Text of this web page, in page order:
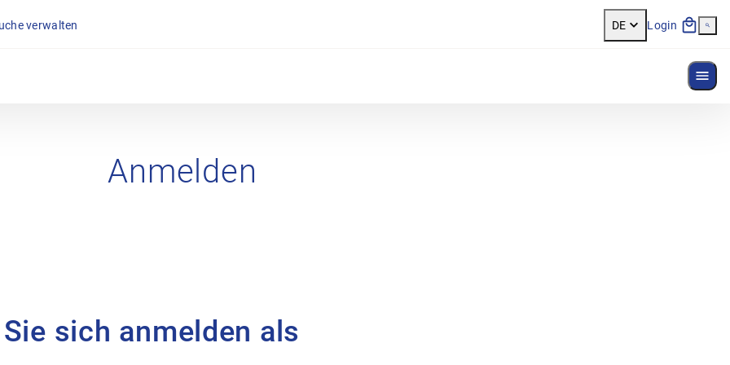
verwalten DE Login
Anmelden
sich anmelden als